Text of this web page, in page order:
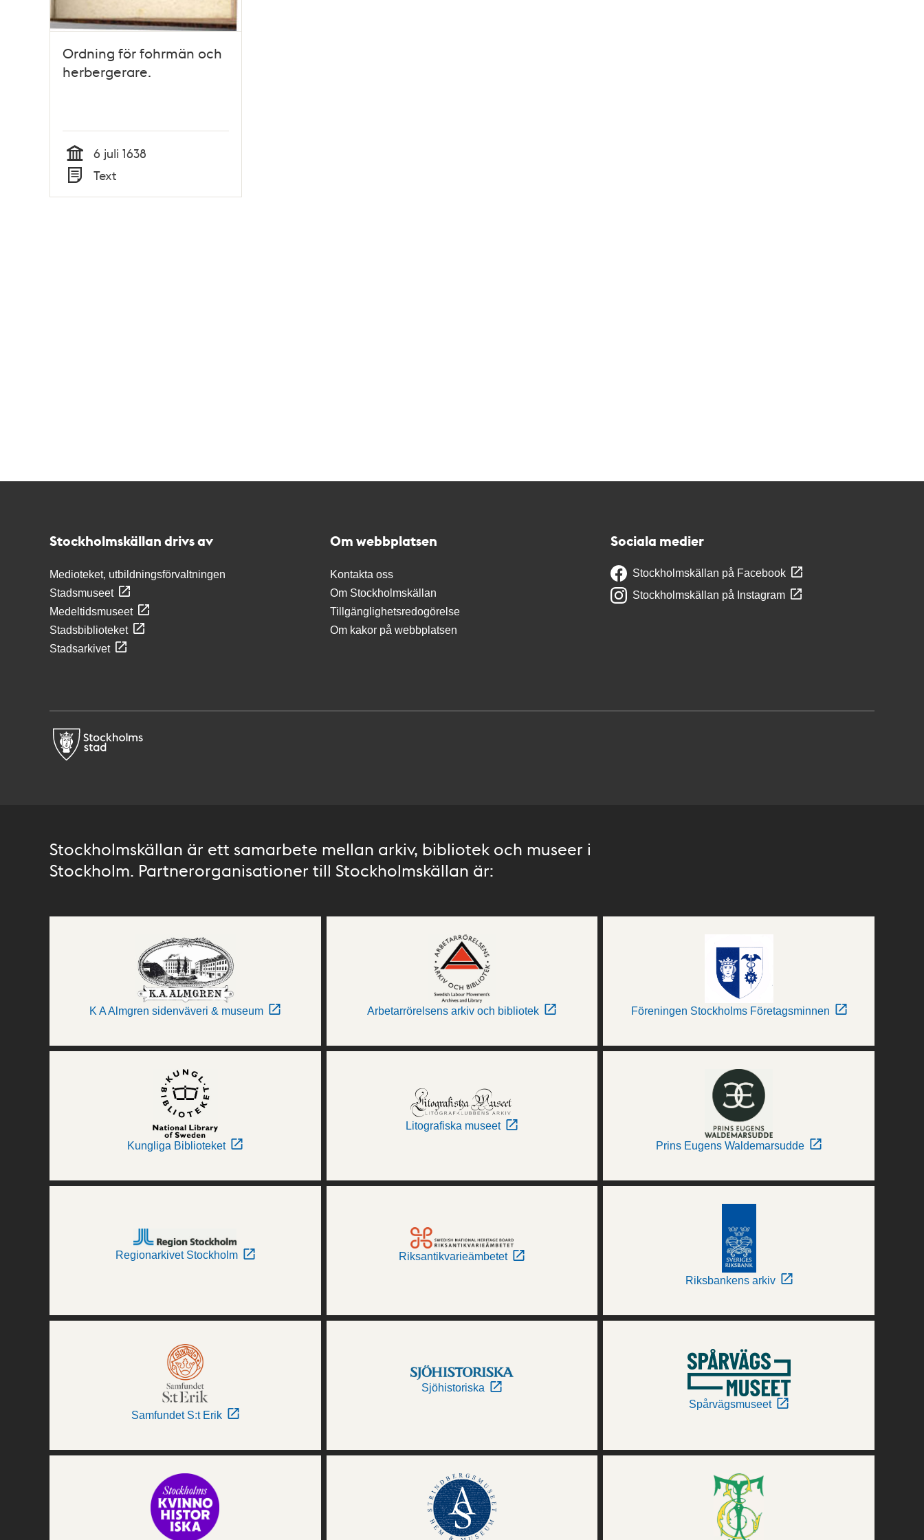
Ordning för fohrmän och
herbergerare.
Tid
6 juli 1638
Typ
Text
Stockholmskällan drivs av
Medioteket, utbildningsförvaltningen
Stadsmuseet
Medeltidsmuseet
Stadsbiblioteket
Stadsarkivet
Om webbplatsen
Kontakta oss
Om Stockholmskällan
Tillgänglighetsredogörelse
Om kakor på webbplatsen
Sociala medier
Stockholmskällan på Facebook
Stockholmskällan på Instagram
Stockholmskällan är ett samarbete mellan arkiv, bibliotek och museer i
Stockholm. Partnerorganisationer till Stockholmskällan är:
K A Almgren sidenväveri & museum Arbetarrörelsens arkiv och bibliotek Föreningen Stockholms Företagsminnen
Kungliga Biblioteket
Litografiska museet
Prins Eugens Waldemarsudde
Regionarkivet Stockholm Riksantikvarieämbetet
Riksbankens arkiv
Samfundet S:t Erik
Sjöhistoriska
Spårvägsmuseet